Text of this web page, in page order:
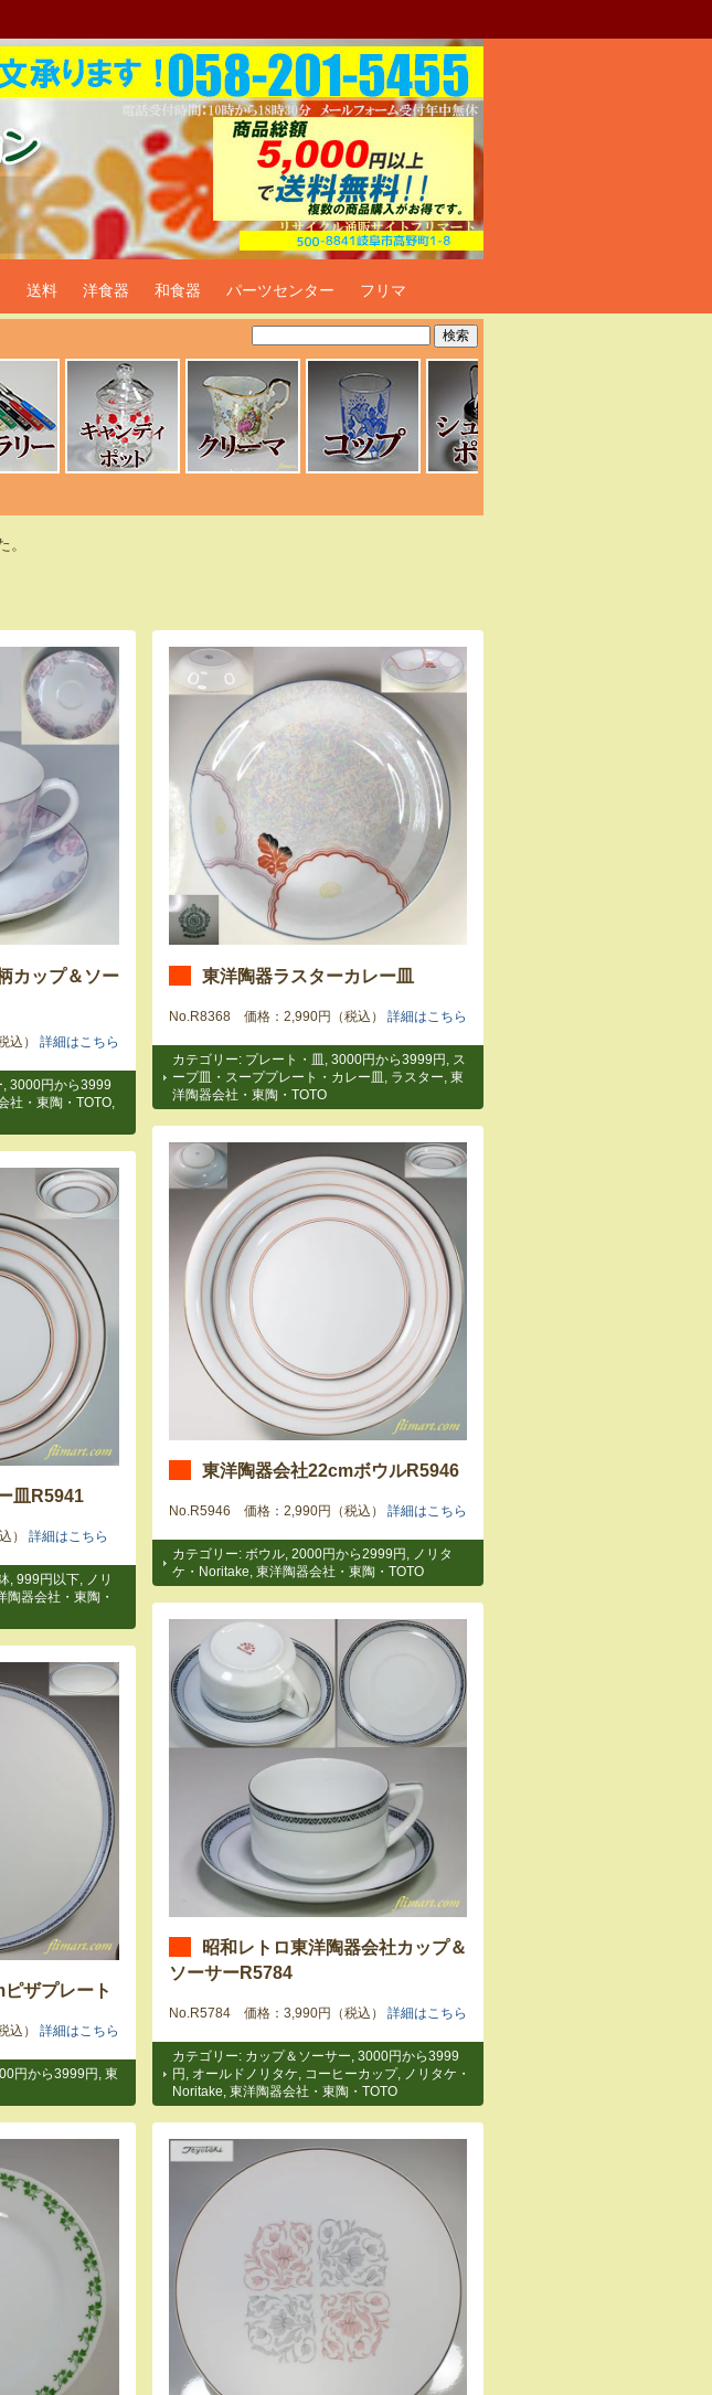
＠フリマート
送料 洋食器 和食器 パーツセンター フリマ
カップ＆ソー
込） 詳細はこちら
3000円から3999
社・東陶・TOTO
東洋陶器ラスターカレー皿
No.R8368 価格：2,990円（税込） 詳細はこちら
カテゴリー: プレート・皿 3000円から3999円
ス
ープ皿・スーププレート・カレー皿
ラスター 東
洋陶器会社・東陶・TOTO
東洋陶器会社22cmボウルR5946
No.R5946 価格：2,990円（税込） 詳細はこちら
カテゴリー: ボウル 2000円から2999円
ノリタ
ケ・Noritake 東洋陶器会社・東陶・TOTO
皿R5941
） 詳細はこちら
999円以下
ノリ
陶器会社・東陶・
昭和レトロ東洋陶器会社カップ＆
ソーサーR5784
No.R5784 価格：3,990円（税込） 詳細はこちら
カテゴリー: カップ＆ソーサー 3000円から3999
円
オールドノリタケ コーヒーカップ,
ノリタケ・
Noritake 東洋陶器会社・東陶・TOTO
ザプレート
込） 詳細はこちら
円から3999円
東